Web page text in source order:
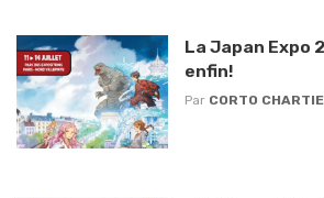
La Japan Expo
enfin!
Par CORTO